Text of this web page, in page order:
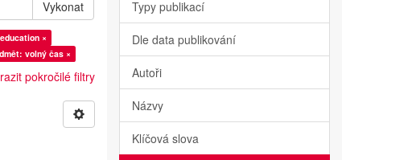
Vykonat
×
volný čas ×
pokročilé filtry
Typy publikací
Dle data publikování
Autoři
Názvy
Klíčová slova